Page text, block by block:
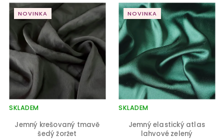
NOVINKA
Jemný krešovaný tmavě
šedý žoržet
SKLADEM
NOVINKA
Jemný elastický atlas
lahvové zelený
SKLADEM